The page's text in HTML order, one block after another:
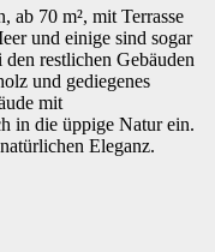
ab 70 m², mit Terrasse
und einige sind sogar
restlichen Gebäuden
und gediegenes
mit
in die üppige Natur ein.
Eleganz.